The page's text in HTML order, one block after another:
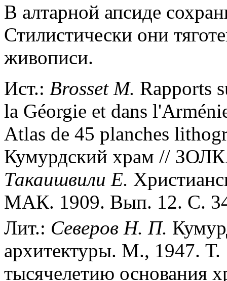
В алтарной апсиде
Стилистически они
живописи.
Ист.: Brosset M. Rapports
la Géorgie et dans
Atlas de 45 planches
Кумурдский храм //
Такаишвили Е.
МАК. 1909. Вып. 12. С.
Лит.: Северов Н. П.
архитектуры. М., 1947.
тысячелетию основания